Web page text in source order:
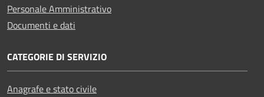
Personale Amministrativo
Documenti e dati
CATEGORIE DI SERVIZIO
Anagrafe e stato civile